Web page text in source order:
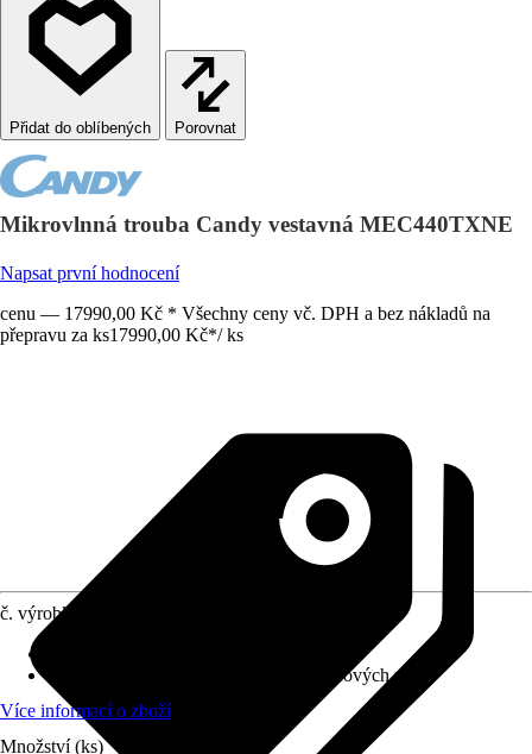
Porovnat
Mikrovlnná trouba Candy vestavná MEC440TXNE
Napsat první hodnocení
cenu — 17990,00 Kč * Všechny ceny vč. DPH a bez nákladů na
přepravu za ks17990,00 Kč*/ ks
č. výrobku
Touch Control pomocí senzorových ploch
Více informací o zboží
Množství (ks)